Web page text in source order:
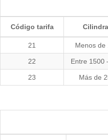
Código tarifa
21 Menos de
22 Entre 1500
23 Más de